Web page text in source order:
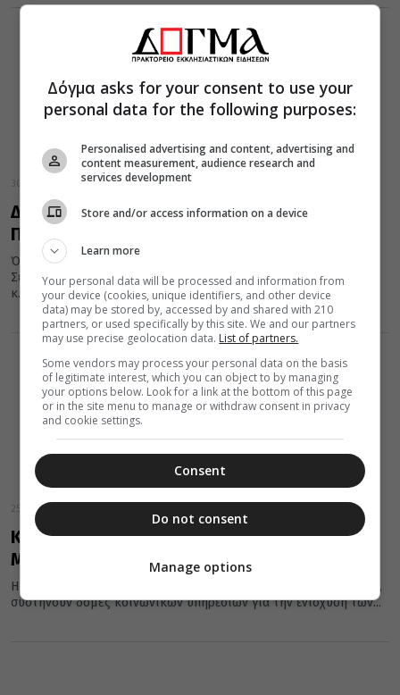
30 Οκτωβρίου 2013
Δωρεάν φροντιστήριο για μαθητές στην Ι.Μ.
Πρεβέζης
Όπως είχε υποσχεθεί κατά τον αγιασμό της περσινής χρονιάς, ο
Σεβασμιότατος Μητροπολίτης Νικοπόλεως και Πρεβέζης
κ.Χρυσόστομος το κοινωνικό Φροντιστήριο...
25 Σεπτεμβρίου 2013
Κοινωνικό φροντιστήριο και από την
Μητρόπολη Μαρωνείας
Η μια μετά την άλλη οι Μητροπόλεις της Εκκλησίας της Ελλάδος,
συστήνουν δομές κοινωνικών υπηρεσιών για την ενίσχυση των...
Δόγμα asks for your consent to use your
personal data for the following purposes:
Personalised advertising and content, advertising and
content measurement, audience research and
services development
Store and/or access information on a device
Learn more
Your personal data will be processed and information from
your device (cookies, unique identifiers, and other device
data) may be stored by, accessed by and shared with 210
partners, or used specifically by this site. We and our partners
may use precise geolocation data. List of partners.
Some vendors may process your personal data on the basis
of legitimate interest, which you can object to by managing
your options below. Look for a link at the bottom of this page
or in the site menu to manage or withdraw consent in privacy
and cookie settings.
Consent
Do not consent
Manage options